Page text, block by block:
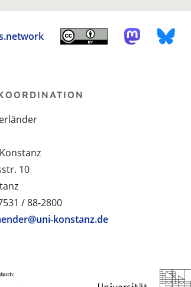
10
/ 88-2800
konstanz.de